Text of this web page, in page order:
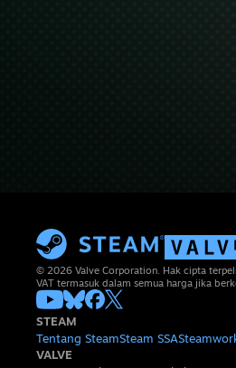
© 2026 Valve Corporation. Hak cipta
VAT termasuk dalam semua harga jika
STEAM
Tentang SteamSteam SSA
VALVE